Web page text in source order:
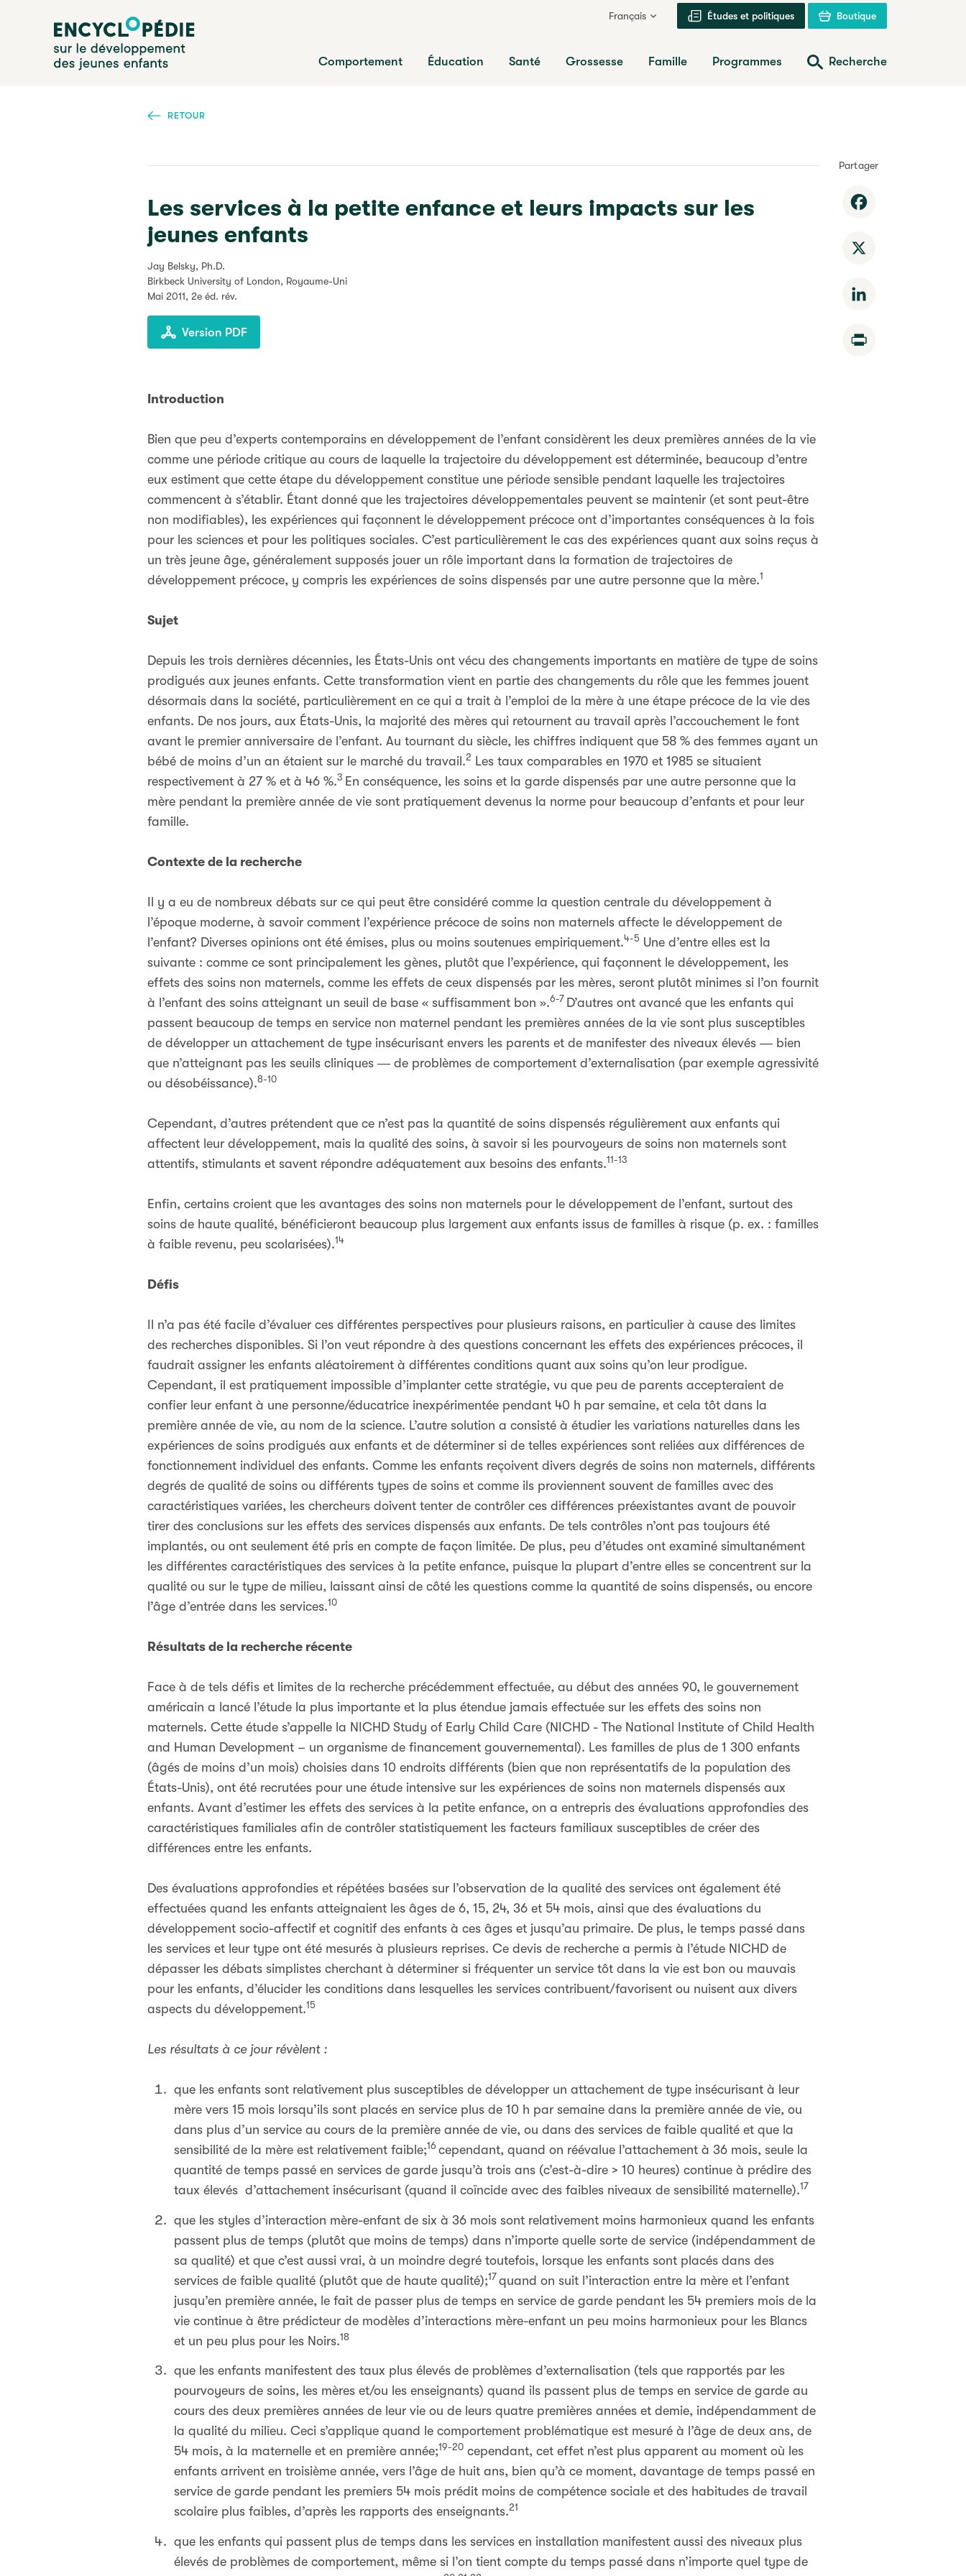
Encyclopédie sur le développement des jeunes enfants
Français Études et politiques Boutique
Comportement Éducation Santé Grossesse Famille Programmes Recherche
RETOUR
Les services à la petite enfance et leurs impacts sur les
jeunes enfants
Jay Belsky, Ph.D.
Birkbeck University of London, Royaume-Uni
Mai 2011, 2e éd. rév.
Version PDF
Introduction
Bien que peu d’experts contemporains en développement de l’enfant considèrent les deux premières années de la vie
comme une période critique au cours de laquelle la trajectoire du développement est déterminée, beaucoup d’entre
eux estiment que cette étape du développement constitue une période sensible pendant laquelle les trajectoires
commencent à s’établir. Étant donné que les trajectoires développementales peuvent se maintenir (et sont peut-être
non modifiables), les expériences qui façonnent le développement précoce ont d’importantes conséquences à la fois
pour les sciences et pour les politiques sociales. C’est particulièrement le cas des expériences quant aux soins reçus à
un très jeune âge, généralement supposés jouer un rôle important dans la formation de trajectoires de
développement précoce, y compris les expériences de soins dispensés par une autre personne que la mère.1
Sujet
Depuis les trois dernières décennies, les États-Unis ont vécu des changements importants en matière de type de soins
prodigués aux jeunes enfants. Cette transformation vient en partie des changements du rôle que les femmes jouent
désormais dans la société, particulièrement en ce qui a trait à l’emploi de la mère à une étape précoce de la vie des
enfants. De nos jours, aux États-Unis, la majorité des mères qui retournent au travail après l’accouchement le font
avant le premier anniversaire de l’enfant. Au tournant du siècle, les chiffres indiquent que 58 % des femmes ayant un
bébé de moins d’un an étaient sur le marché du travail.2 Les taux comparables en 1970 et 1985 se situaient
respectivement à 27 % et à 46 %.3 En conséquence, les soins et la garde dispensés par une autre personne que la
mère pendant la première année de vie sont pratiquement devenus la norme pour beaucoup d’enfants et pour leur
famille.
Contexte de la recherche
Il y a eu de nombreux débats sur ce qui peut être considéré comme la question centrale du développement à
l’époque moderne, à savoir comment l’expérience précoce de soins non maternels affecte le développement de
l’enfant? Diverses opinions ont été émises, plus ou moins soutenues empiriquement.4-5 Une d’entre elles est la
suivante : comme ce sont principalement les gènes, plutôt que l’expérience, qui façonnent le développement, les
effets des soins non maternels, comme les effets de ceux dispensés par les mères, seront plutôt minimes si l’on fournit
à l’enfant des soins atteignant un seuil de base « suffisamment bon ».6-7 D’autres ont avancé que les enfants qui
passent beaucoup de temps en service non maternel pendant les premières années de la vie sont plus susceptibles
de développer un attachement de type insécurisant envers les parents et de manifester des niveaux élevés ― bien
que n’atteignant pas les seuils cliniques ― de problèmes de comportement d’externalisation (par exemple agressivité
ou désobéissance).8-10
Cependant, d’autres prétendent que ce n’est pas la quantité de soins dispensés régulièrement aux enfants qui
affectent leur développement, mais la qualité des soins, à savoir si les pourvoyeurs de soins non maternels sont
attentifs, stimulants et savent répondre adéquatement aux besoins des enfants.11-13
Enfin, certains croient que les avantages des soins non maternels pour le développement de l’enfant, surtout des
soins de haute qualité, bénéficieront beaucoup plus largement aux enfants issus de familles à risque (p. ex. : familles
à faible revenu, peu scolarisées).14
Défis
Il n’a pas été facile d’évaluer ces différentes perspectives pour plusieurs raisons, en particulier à cause des limites
des recherches disponibles. Si l’on veut répondre à des questions concernant les effets des expériences précoces, il
faudrait assigner les enfants aléatoirement à différentes conditions quant aux soins qu’on leur prodigue.
Cependant, il est pratiquement impossible d’implanter cette stratégie, vu que peu de parents accepteraient de
confier leur enfant à une personne/éducatrice inexpérimentée pendant 40 h par semaine, et cela tôt dans la
première année de vie, au nom de la science. L’autre solution a consisté à étudier les variations naturelles dans les
expériences de soins prodigués aux enfants et de déterminer si de telles expériences sont reliées aux différences de
fonctionnement individuel des enfants. Comme les enfants reçoivent divers degrés de soins non maternels, différents
degrés de qualité de soins ou différents types de soins et comme ils proviennent souvent de familles avec des
caractéristiques variées, les chercheurs doivent tenter de contrôler ces différences préexistantes avant de pouvoir
tirer des conclusions sur les effets des services dispensés aux enfants. De tels contrôles n’ont pas toujours été
implantés, ou ont seulement été pris en compte de façon limitée. De plus, peu d’études ont examiné simultanément
les différentes caractéristiques des services à la petite enfance, puisque la plupart d’entre elles se concentrent sur la
qualité ou sur le type de milieu, laissant ainsi de côté les questions comme la quantité de soins dispensés, ou encore
l’âge d’entrée dans les services.10
Résultats de la recherche récente
Face à de tels défis et limites de la recherche précédemment effectuée, au début des années 90, le gouvernement
américain a lancé l’étude la plus importante et la plus étendue jamais effectuée sur les effets des soins non
maternels. Cette étude s’appelle la NICHD Study of Early Child Care (NICHD - The National Institute of Child Health
and Human Development – un organisme de financement gouvernemental). Les familles de plus de 1 300 enfants
(âgés de moins d’un mois) choisies dans 10 endroits différents (bien que non représentatifs de la population des
États-Unis), ont été recrutées pour une étude intensive sur les expériences de soins non maternels dispensés aux
enfants. Avant d’estimer les effets des services à la petite enfance, on a entrepris des évaluations approfondies des
caractéristiques familiales afin de contrôler statistiquement les facteurs familiaux susceptibles de créer des
différences entre les enfants.
Des évaluations approfondies et répétées basées sur l’observation de la qualité des services ont également été
effectuées quand les enfants atteignaient les âges de 6, 15, 24, 36 et 54 mois, ainsi que des évaluations du
développement socio-affectif et cognitif des enfants à ces âges et jusqu’au primaire. De plus, le temps passé dans
les services et leur type ont été mesurés à plusieurs reprises. Ce devis de recherche a permis à l’étude NICHD de
dépasser les débats simplistes cherchant à déterminer si fréquenter un service tôt dans la vie est bon ou mauvais
pour les enfants, d’élucider les conditions dans lesquelles les services contribuent/favorisent ou nuisent aux divers
aspects du développement.15
Les résultats à ce jour révèlent :
que les enfants sont relativement plus susceptibles de développer un attachement de type insécurisant à leur
mère vers 15 mois lorsqu’ils sont placés en service plus de 10 h par semaine dans la première année de vie, ou
dans plus d’un service au cours de la première année de vie, ou dans des services de faible qualité et que la
sensibilité de la mère est relativement faible;16 cependant, quand on réévalue l’attachement à 36 mois, seule la
quantité de temps passé en services de garde jusqu’à trois ans (c’est-à-dire > 10 heures) continue à prédire des
taux élevés d’attachement insécurisant (quand il coïncide avec des faibles niveaux de sensibilité maternelle).17
que les styles d’interaction mère-enfant de six à 36 mois sont relativement moins harmonieux quand les enfants
passent plus de temps (plutôt que moins de temps) dans n’importe quelle sorte de service (indépendamment de
sa qualité) et que c’est aussi vrai, à un moindre degré toutefois, lorsque les enfants sont placés dans des
services de faible qualité (plutôt que de haute qualité);17 quand on suit l’interaction entre la mère et l’enfant
jusqu’en première année, le fait de passer plus de temps en service de garde pendant les 54 premiers mois de la
vie continue à être prédicteur de modèles d’interactions mère-enfant un peu moins harmonieux pour les Blancs
et un peu plus pour les Noirs.18
que les enfants manifestent des taux plus élevés de problèmes d’externalisation (tels que rapportés par les
pourvoyeurs de soins, les mères et/ou les enseignants) quand ils passent plus de temps en service de garde au
cours des deux premières années de leur vie ou de leurs quatre premières années et demie, indépendamment de
la qualité du milieu. Ceci s’applique quand le comportement problématique est mesuré à l’âge de deux ans, de
54 mois, à la maternelle et en première année;19-20 cependant, cet effet n’est plus apparent au moment où les
enfants arrivent en troisième année, vers l’âge de huit ans, bien qu’à ce moment, davantage de temps passé en
service de garde pendant les premiers 54 mois prédit moins de compétence sociale et des habitudes de travail
scolaire plus faibles, d’après les rapports des enseignants.21
que les enfants qui passent plus de temps dans les services en installation manifestent aussi des niveaux plus
élevés de problèmes de comportement, même si l’on tient compte du temps passé dans n’importe quel type de
Partager
Facebook